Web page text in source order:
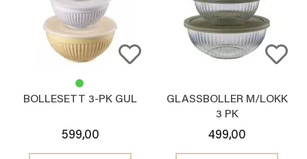
BOLLESETT 3-PK GUL
599,00
GLASSBOLLER M/LOKK
3 PK
499,00